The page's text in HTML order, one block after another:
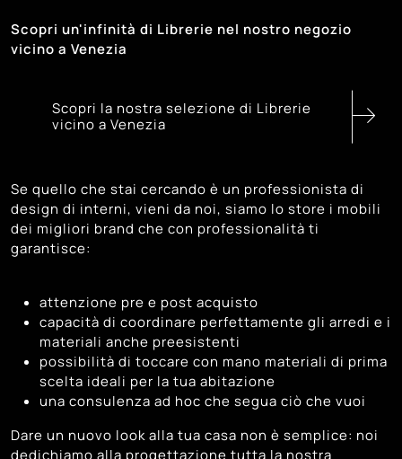
Scopri un'infinità di Librerie nel nostro negozio
vicino a Venezia
Scopri la nostra selezione di Librerie
vicino a Venezia
Se quello che stai cercando è un professionista di
design di interni, vieni da noi, siamo lo store i mobili
dei migliori brand che con professionalità ti
garantisce:
attenzione pre e post acquisto
capacità di coordinare perfettamente gli arredi e i
materiali anche preesistenti
possibilità di toccare con mano materiali di prima
scelta ideali per la tua abitazione
una consulenza ad hoc che segua ciò che vuoi
Dare un nuovo look alla tua casa non è semplice: noi
dedichiamo alla progettazione tutta la nostra